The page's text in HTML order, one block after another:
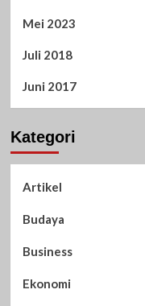
Mei 2023
Juli 2018
Juni 2017
Kategori
Artikel
Budaya
Business
Ekonomi